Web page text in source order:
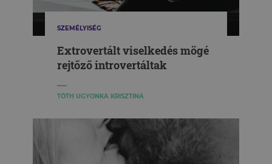
SZEMÉLYISÉG
Extrovertált viselkedés mögé
rejtőző introvertáltak
TÓTH UGYONKA KRISZTINA